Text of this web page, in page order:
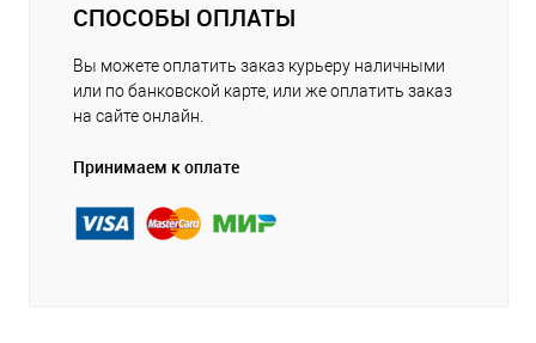
СПОСОБЫ ОПЛАТЫ
Вы можете оплатить заказ курьеру наличными
или по банковской карте, или же оплатить заказ
на сайте онлайн.
Принимаем к оплате